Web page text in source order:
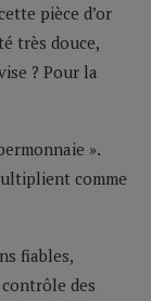
pièce d’or
très douce,
? Pour la
».
comme
fiables,
des